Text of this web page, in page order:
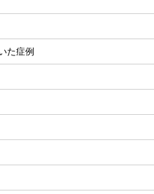
た症例